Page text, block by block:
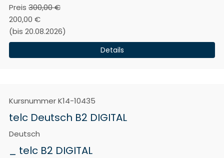
Preis 300,00 €
200,00 €
(bis 20.08.2026)
Details
KursnummerK14-10435
telc Deutsch B2 DIGITAL
Deutsch
_ telc B2 DIGITAL